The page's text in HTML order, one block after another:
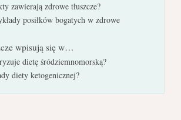
zawierają zdrowe tłuszcze?
posiłków bogatych w zdrowe
wpisują się w…
dietę śródziemnomorską?
diety ketogenicznej?